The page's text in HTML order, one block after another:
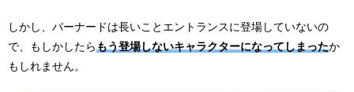
しかし、バーナードは長いことエントランスに登場していないの
で、もしかしたらもう登場しないキャラクターになってしまったか
もしれません。